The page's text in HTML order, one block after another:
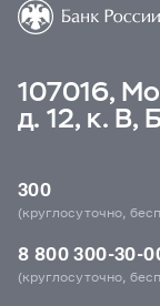
107016,
д. 12, к. В,
300
(круглосуточно,
8 800 300-30-
(круглосуточно,